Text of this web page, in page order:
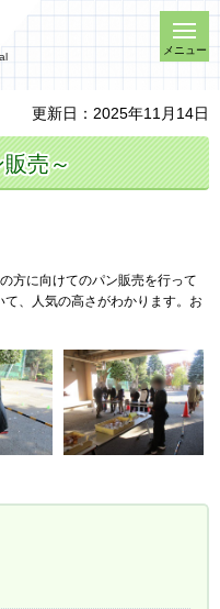
メニュー
更新日：2025年11月14日
販売～
方に向けてのパン販売を行って
、人気の高さがわかります。お